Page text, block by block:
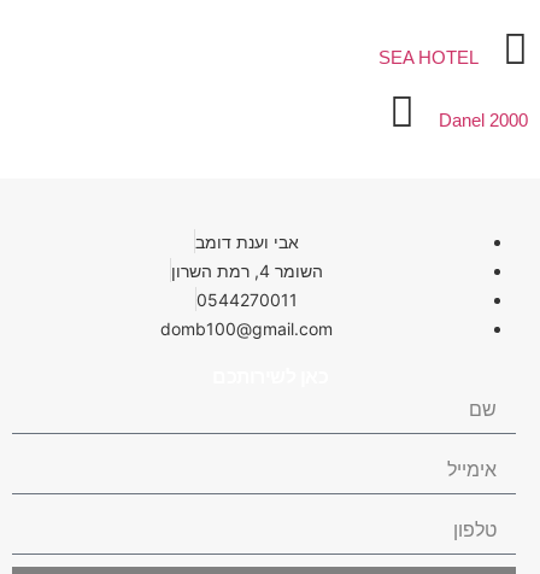
SEA HOTEL
Danel 2000
אבי וענת דומב
השומר 4, רמת השרון
0544270011
domb100@gmail.com